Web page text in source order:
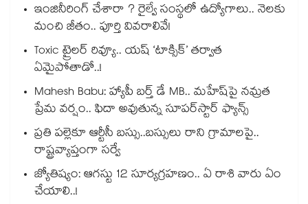
ఇంజినీరింగ్ చేశారా ? రైల్వే సంస్థలో ఉద్యోగాలు.. నెలకు
మంచి జీతం.. పూర్తి వివరాలివే!
Toxic ట్రైలర్ రివ్యూ.. యష్ ‘టాక్సిక్’ తర్వాత
ఏమైపోతాడో..!
Mahesh Babu: హ్యాపీ బర్త్ డే MB.. మహేష్‌పై నమ్రత
ప్రేమ వర్షం.. ఫిదా అవుతున్న సూపర్‌స్టార్ ఫ్యాన్స్
ప్రతి పల్లెకూ ఆర్టీసీ బస్సు..బస్సులు రాని గ్రామాలపై..
రాష్ట్రవ్యాప్తంగా సర్వే
జ్యోతిష్యం: ఆగస్టు 12 సూర్యగ్రహణం.. ఏ రాశి వారు ఏం
చేయాలి..!